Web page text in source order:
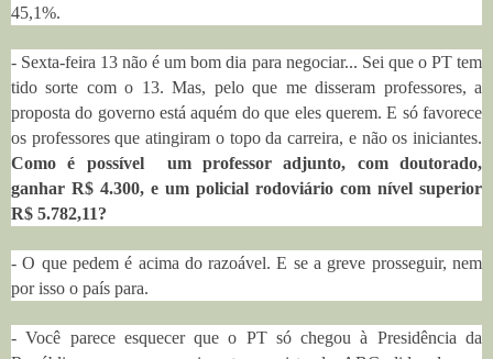
45,1%.
- Sexta-feira 13 não é um bom dia para negociar... Sei que o PT tem
tido sorte com o 13. Mas, pelo que me disseram professores, a
proposta do governo está aquém do que eles querem. E só favorece
os professores que atingiram o topo da carreira, e não os iniciantes.
Como é possível um professor adjunto, com doutorado,
ganhar R$ 4.300, e um policial rodoviário com nível superior
R$ 5.782,11?
- O que pedem é acima do razoável. E se a greve prosseguir, nem
por isso o país para.
- Você parece esquecer que o PT só chegou à Presidência da